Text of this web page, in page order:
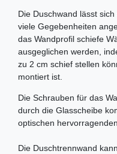
Die Duschwand lässt
viele Gegebenheiten
das Wandprofil schiefe
ausgeglichen werden,
zu 2 cm schief stellen
montiert ist.
Die Schrauben für das
durch die Glasscheibe
optischen
Die Duschtrennwand